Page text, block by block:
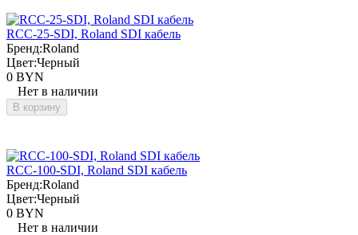
RCC-25-SDI, Roland SDI кабель
Бренд:Roland
Цвет:Черный
0 BYN
Нет в наличии
В корзину
RCC-100-SDI, Roland SDI кабель
Бренд:Roland
Цвет:Черный
0 BYN
Нет в наличии